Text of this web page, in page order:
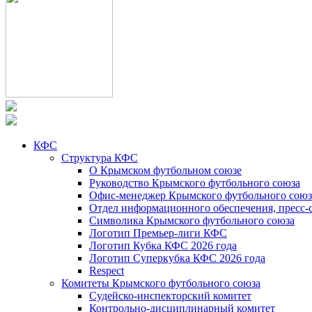
КФС
Структура КФС
О Крымском футбольном союзе
Руководство Крымского футбольного союза
Офис-менеджер Крымского футбольного
Отдел информационного обеспечения, пресс-
Символика Крымского футбольного союза
Логотип Премьер-лиги КФС
Логотип Кубка КФС 2026 года
Логотип Суперкубка КФС 2026 года
Respect
Комитеты Крымского футбольного союза
Судейско-инспекторский комитет
Контрольно-дисциплинарный комитет